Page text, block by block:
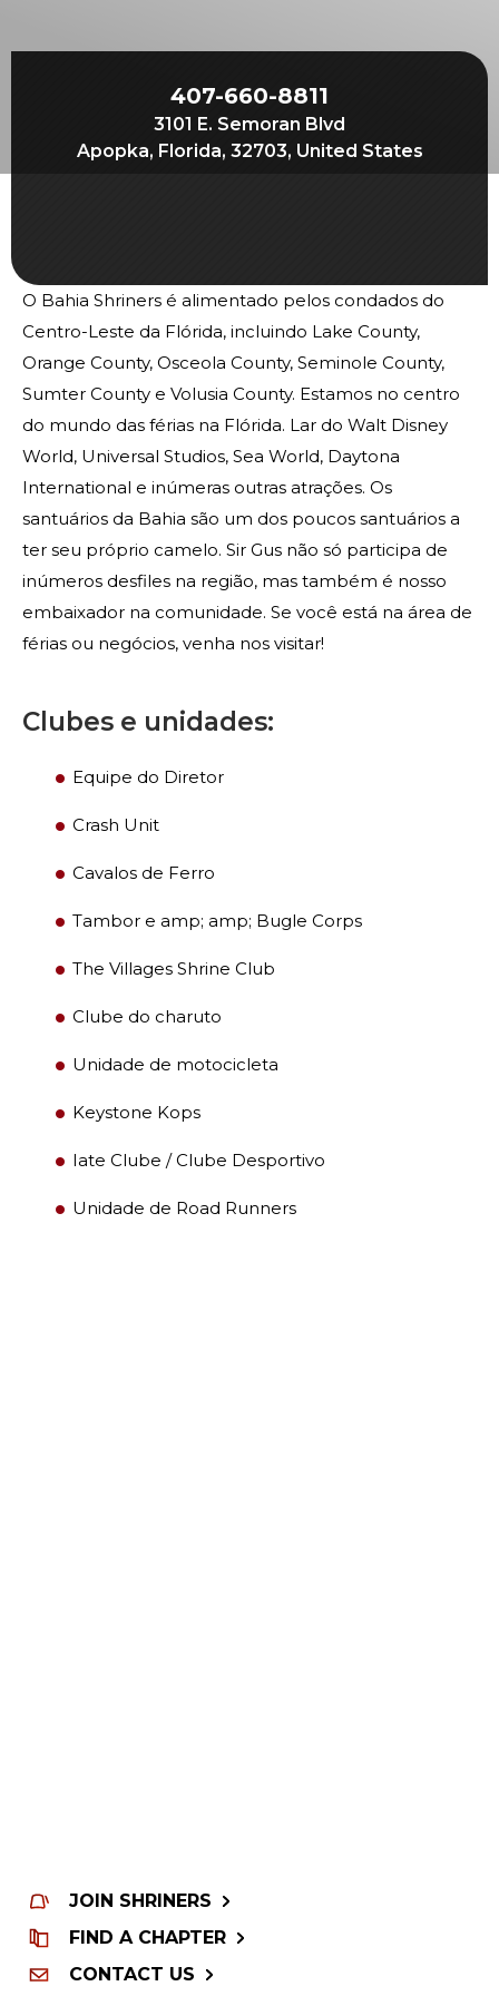
Define Your Path
Our Connection with Freemasonry
News & Events
Education
SIEF Programs
Contacte-nos
PROCURAR
LEADERSHIP
407-660-8811
3101 E. Semoran Blvd
Apopka, Florida, 32703, United States
O Bahia Shriners é alimentado pelos condados do
Centro-Leste da Flórida, incluindo Lake County,
Orange County, Osceola County, Seminole County,
Sumter County e Volusia County. Estamos no centro
do mundo das férias na Flórida. Lar do Walt Disney
World, Universal Studios, Sea World, Daytona
International e inúmeras outras atrações. Os
santuários da Bahia são um dos poucos santuários a
ter seu próprio camelo. Sir Gus não só participa de
inúmeros desfiles na região, mas também é nosso
embaixador na comunidade. Se você está na área de
férias ou negócios, venha nos visitar!
Clubes e unidades:
Equipe do Diretor
Crash Unit
Cavalos de Ferro
Tambor e amp; amp; Bugle Corps
The Villages Shrine Club
Clube do charuto
Unidade de motocicleta
Keystone Kops
Iate Clube / Clube Desportivo
Unidade de Road Runners
JOIN SHRINERS
FIND A CHAPTER
CONTACT US